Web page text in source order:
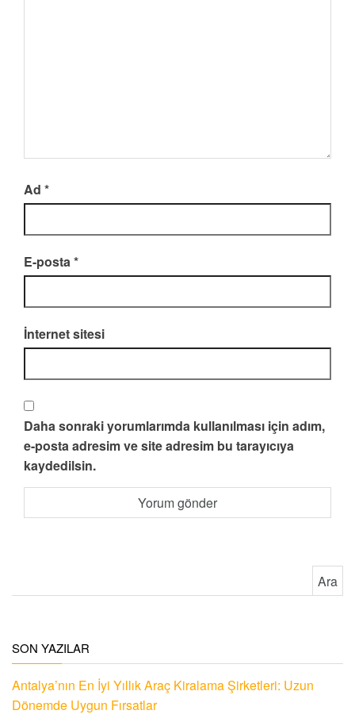
Ad *
E-posta*
İnternet sitesi
Daha sonraki yorumlarımda kullanılması için adım,
e-posta adresim ve site adresim bu tarayıcıya
kaydedilsin.
SON YAZILAR
Antalya’nın En İyi Yıllık Araç Kiralama Şirketleri: Uzun
Dönemde Uygun Fırsatlar